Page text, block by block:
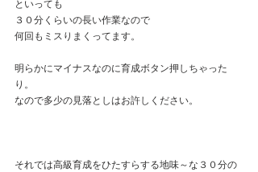
といっても
３０分くらいの長い作業なので
何回もミスりまくってます。
明らかにマイナスなのに育成ボタン押しちゃった
り。
なので多少の見落としはお許しください。
それでは高級育成をひたすらする地味～な３０分の